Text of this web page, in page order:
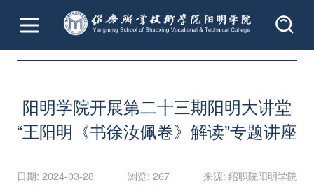
首页 文章详情
阳明学院开展第二十三期阳明大讲堂
“王阳明《书徐汝佩卷》解读”专题讲座
日期: 2024-03-28 浏览: 267 来源: 绍职院阳明学院